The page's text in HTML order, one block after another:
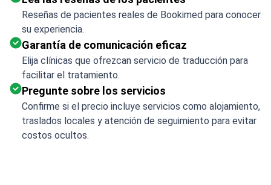
Reseñas de pacientes reales de Bookimed para conocer
su experiencia.
Garantía de comunicación eficaz
Elija clínicas que ofrezcan servicio de traducción para
facilitar el tratamiento.
Pregunte sobre los servicios
Confirme si el precio incluye servicios como alojamiento,
traslados locales y atención de seguimiento para evitar
costos ocultos.